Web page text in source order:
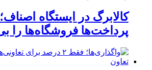
کالابرگ در ایستگاه اصناف؛
پرداخت‌ها فروشگاه‌ها را